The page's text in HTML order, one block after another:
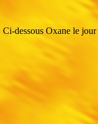
Ci-dessous Oxane le